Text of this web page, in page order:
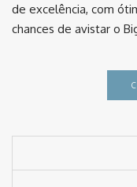
de excelência, com
chances de avistar o